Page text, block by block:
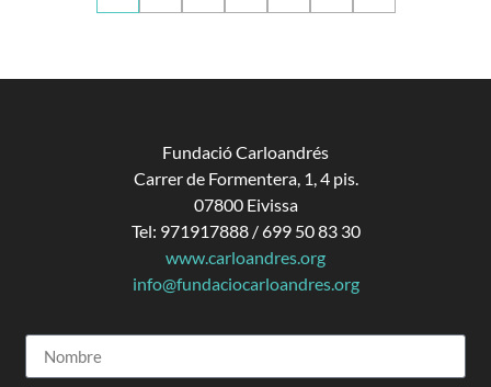
Fundació Carloandrés
Carrer de Formentera, 1, 4 pis.
07800 Eivissa
Tel: 971917888 / 699 50 83 30
www.carloandres.org
info@fundaciocarloandres.org